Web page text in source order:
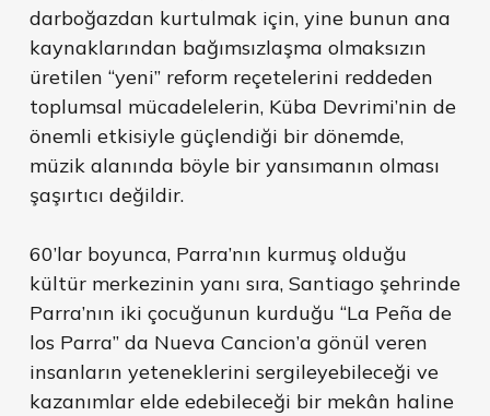
darboğazdan kurtulmak için, yine bunun ana
kaynaklarından bağımsızlaşma olmaksızın
üretilen “yeni” reform reçetelerini reddeden
toplumsal mücadelelerin, Küba Devrimi’nin de
önemli etkisiyle güçlendiği bir dönemde,
müzik alanında böyle bir yansımanın olması
şaşırtıcı değildir.
60’lar boyunca, Parra’nın kurmuş olduğu
kültür merkezinin yanı sıra, Santiago şehrinde
Parra’nın iki çocuğunun kurduğu “La Peña de
los Parra” da Nueva Cancion’a gönül veren
insanların yeteneklerini sergileyebileceği ve
kazanımlar elde edebileceği bir mekân haline